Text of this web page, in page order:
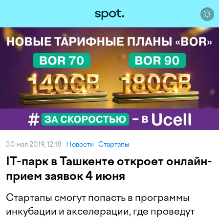
30 мая 2019, 12:18 Новости Стартапы
IT-парк в Ташкенте откроет онлайн-
прием заявок 4 июня
Стартапы смогут попасть в программы
инкубации и акселерации, где проведут